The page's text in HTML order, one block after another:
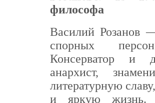
философа
Василий Розанов
спорных
Консерватор и
анархист,
литературную
и яркую жизнь.